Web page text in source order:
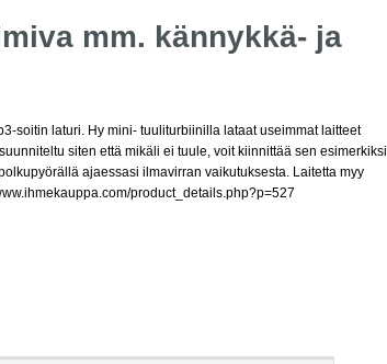
mm. kännykkä- ja
soitin laturi. Hy mini- tuuliturbiinilla lataat useimmat laitteet
siten että mikäli ei tuule, voit kiinnittää sen esimerkiksi
ajaessasi ilmavirran vaikutuksesta. Laitetta myy
product_details.php?p=527